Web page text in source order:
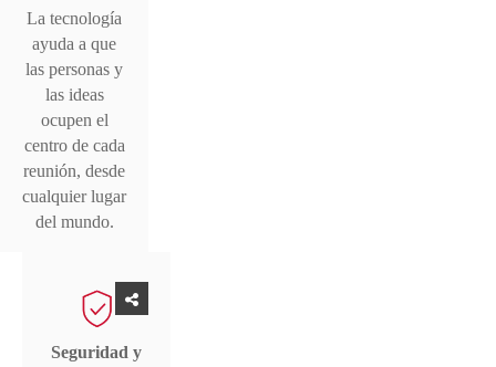
La tecnología
ayuda a que
las personas y
las ideas
ocupen el
centro de cada
reunión, desde
cualquier lugar
del mundo.
Seguridad y